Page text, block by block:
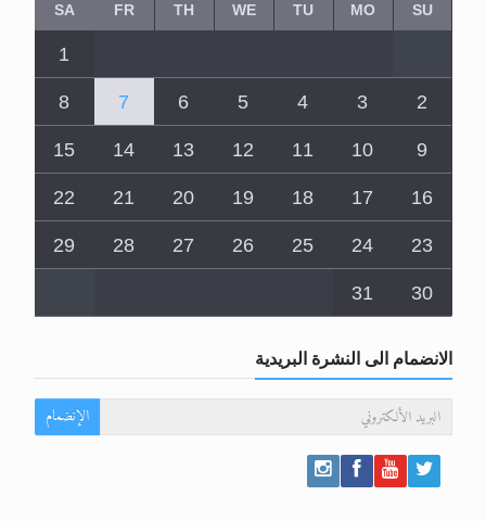
SU
MO
TU
WE
TH
FR
SA
1
2
3
4
5
6
7
8
9
10
11
12
13
14
15
16
17
18
19
20
21
22
23
24
25
26
27
28
29
30
31
الانضمام الى النشرة البريدية
الإنضمام